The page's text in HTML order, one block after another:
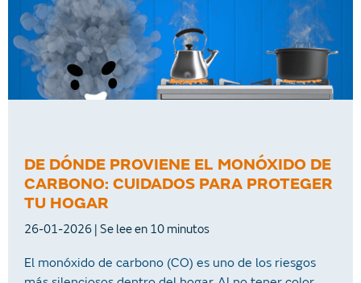
DE DÓNDE PROVIENE EL MONÓXIDO DE
CARBONO: CUIDADOS PARA PROTEGER
TU HOGAR
26-01-2026
El monóxido de carbono (CO) es uno de los riesgos